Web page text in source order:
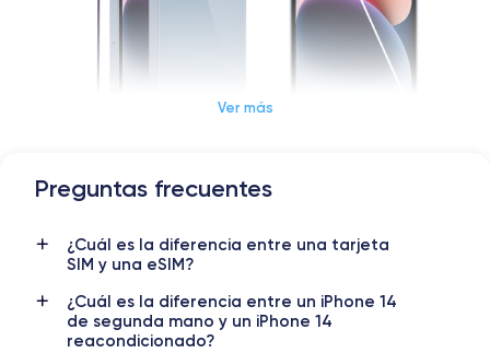
7/09/2022 iOS (iOS 26)
Dimensiones
146.7×71.5×7.8 mm 172 g
Ver más
Preguntas frecuentes
¿Cuál es la diferencia entre una tarjeta
SIM y una eSIM?
¿Cuál es la diferencia entre un iPhone 14
de segunda mano y un iPhone 14
reacondicionado?